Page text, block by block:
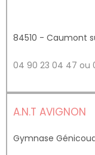
84510 - Caumont
04 90 23 04 47 ou
A.N.T AVIGNON
Gymnase